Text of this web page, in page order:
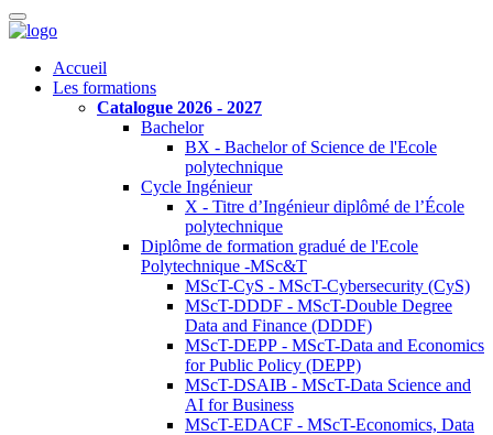
Accueil
Les formations
Catalogue 2026 - 2027
Bachelor
BX - Bachelor of Science de l'Ecole
polytechnique
Cycle Ingénieur
X - Titre d’Ingénieur diplômé de l’École
polytechnique
Diplôme de formation gradué de l'Ecole
Polytechnique -MSc&T
MScT-CyS - MScT-Cybersecurity (CyS)
MScT-DDDF - MScT-Double Degree
Data and Finance (DDDF)
MScT-DEPP - MScT-Data and Economics
for Public Policy (DEPP)
MScT-DSAIB - MScT-Data Science and
AI for Business
MScT-EDACF - MScT-Economics, Data